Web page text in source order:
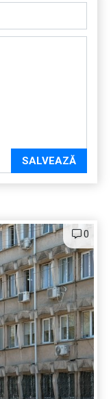
SALVEAZĂ
0